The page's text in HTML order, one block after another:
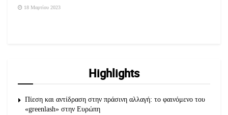
18 Μαρτίου 2023
Highlights
Πίεση και αντίδραση στην πράσινη αλλαγή: το φαινόμενο του
«greenlash» στην Ευρώπη